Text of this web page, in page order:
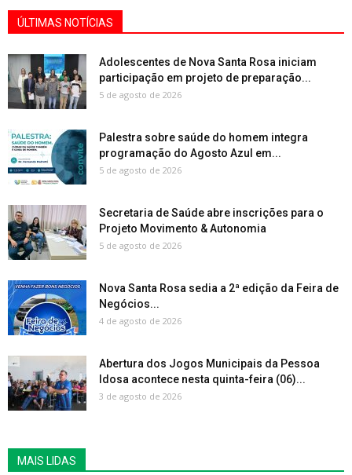
ÚLTIMAS NOTÍCIAS
Adolescentes de Nova Santa Rosa iniciam
participação em projeto de preparação...
5 de agosto de 2026
Palestra sobre saúde do homem integra
programação do Agosto Azul em...
5 de agosto de 2026
Secretaria de Saúde abre inscrições para o
Projeto Movimento & Autonomia
5 de agosto de 2026
Nova Santa Rosa sedia a 2ª edição da Feira de
Negócios...
4 de agosto de 2026
Abertura dos Jogos Municipais da Pessoa
Idosa acontece nesta quinta-feira (06)...
3 de agosto de 2026
MAIS LIDAS